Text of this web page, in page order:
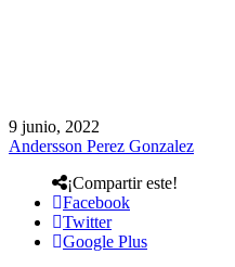
9 junio, 2022
Andersson Perez Gonzalez
¡Compartir este!
Facebook
Twitter
Google Plus